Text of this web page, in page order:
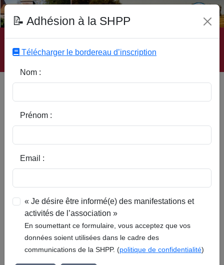
Accueil | Site SHPP | Auteurs | Editeurs | Rubriques |
Sous-Rubriques | Mots-Clefs | Contact
révolution français e : Les
mésaventures de Bonaventure
📝 Adhésion à la SHPP
Télécharger le bordereau d’inscription
Nom :
Prénom :
Email :
« Je désire être informé(e) des manifestations et
activités de l’association »
En soumettant ce formulaire, vous acceptez que vos
données soient utilisées dans le cadre des
communications de la SHPP. (politique de confidentialité)